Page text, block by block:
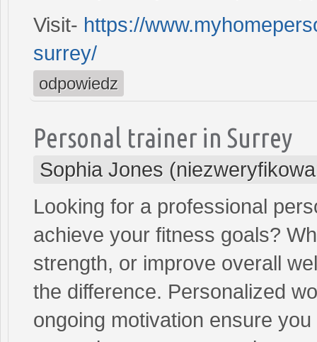
Visit- https://
surrey/
odpowiedz
Personal trainer in Surrey
Sophia Jones
Looking for a professional
achieve your fitness goals?
strength, or improve overall
the difference. Personalized
ongoing motivation ensure